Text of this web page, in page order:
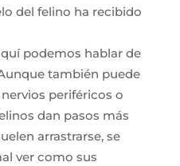
del felino ha recibido
podemos hablar de
también puede
periféricos o
dan pasos más
arrastrarse, se
ver como sus